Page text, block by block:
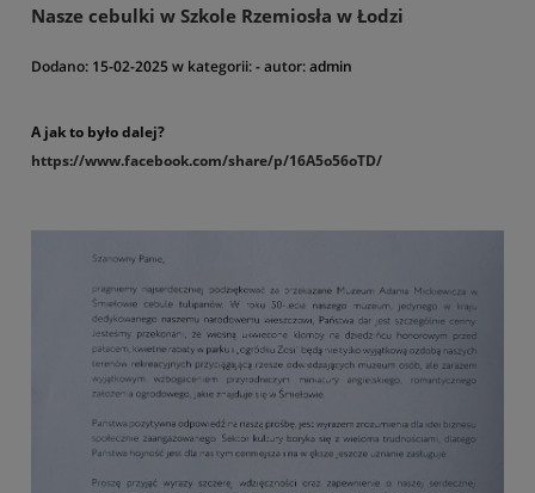
Nasze cebulki w Szkole Rzemiosła w Łodzi
Dodano: 15-02-2025 w kategorii:-autor:admin
A jak to było dalej?
https://www.facebook.com/share/p/16A5o56oTD/